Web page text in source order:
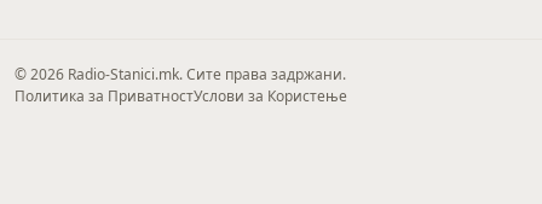
© 2026 Radio-Stanici.mk. Сите права задржани.
Политика за ПриватностУслови за Користење